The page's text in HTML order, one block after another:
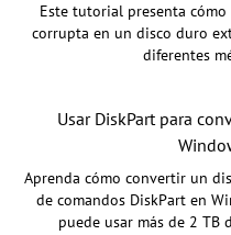
Este tutorial presenta
corrupta en un disco duro
diferentes
Usar DiskPart para
Aprenda cómo convertir un
de comandos DiskPart en
puede usar más de 2 TB